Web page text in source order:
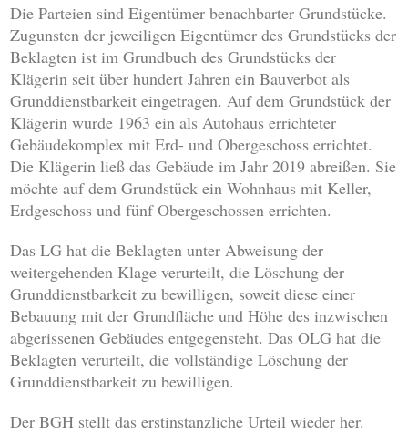
Die Parteien sind Eigentümer benachbarter Grundstücke.
Zugunsten der jeweiligen Eigentümer des Grundstücks der
Beklagten ist im Grundbuch des Grundstücks der
Klägerin seit über hundert Jahren ein Bauverbot als
Grunddienstbarkeit eingetragen. Auf dem Grundstück der
Klägerin wurde 1963 ein als Autohaus errichteter
Gebäudekomplex mit Erd- und Obergeschoss errichtet.
Die Klägerin ließ das Gebäude im Jahr 2019 abreißen. Sie
möchte auf dem Grundstück ein Wohnhaus mit Keller,
Erdgeschoss und fünf Obergeschossen errichten.
Das LG hat die Beklagten unter Abweisung der
weitergehenden Klage verurteilt, die Löschung der
Grunddienstbarkeit zu bewilligen, soweit diese einer
Bebauung mit der Grundfläche und Höhe des inzwischen
abgerissenen Gebäudes entgegensteht. Das OLG hat die
Beklagten verurteilt, die vollständige Löschung der
Grunddienstbarkeit zu bewilligen.
Der BGH stellt das erstinstanzliche Urteil wieder her.